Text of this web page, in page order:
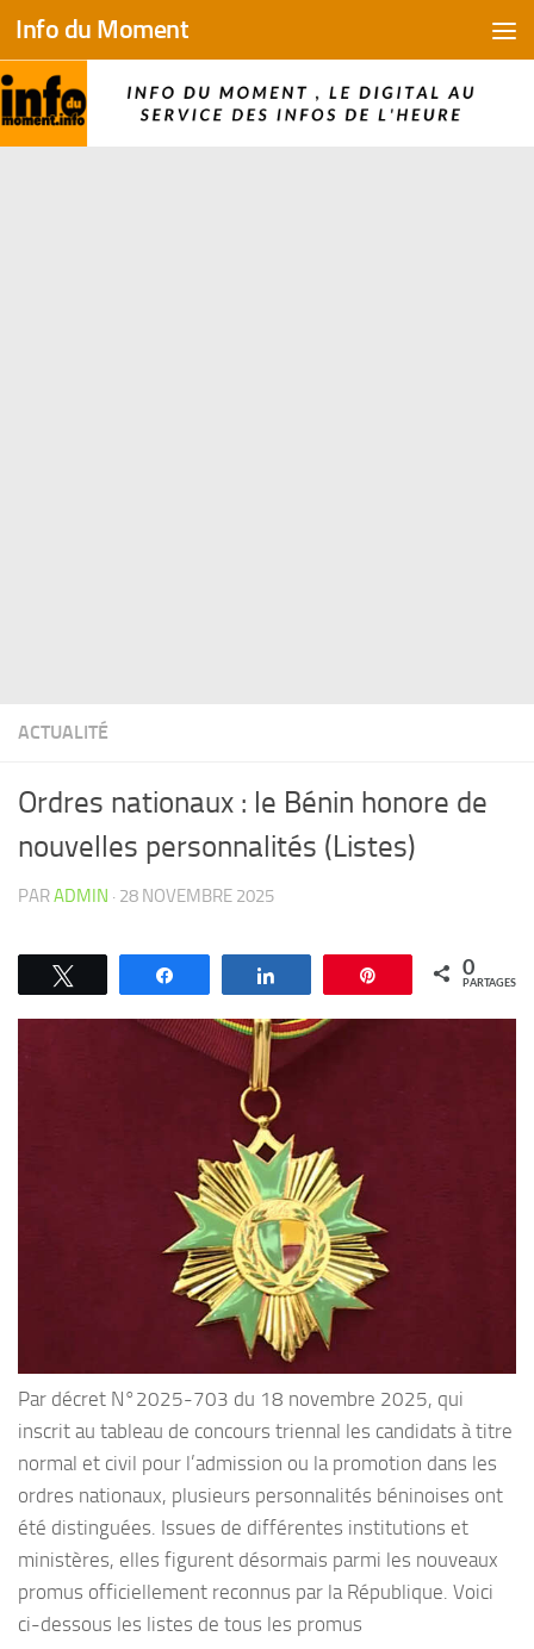
Skip to content
Info du Moment
ACTUALITÉ
Ordres nationaux : le Bénin honore de
nouvelles personnalités (Listes)
PARADMIN · 28 NOVEMBRE 2025
Épingle 0
PARTAGES
Par décret N°2025-703 du 18 novembre 2025, qui
inscrit au tableau de concours triennal les candidats à titre
normal et civil pour l’admission ou la promotion dans les
ordres nationaux, plusieurs personnalités béninoises ont
été distinguées. Issues de différentes institutions et
ministères, elles figurent désormais parmi les nouveaux
promus officiellement reconnus par la République. Voici
ci-dessous les listes de tous les promus